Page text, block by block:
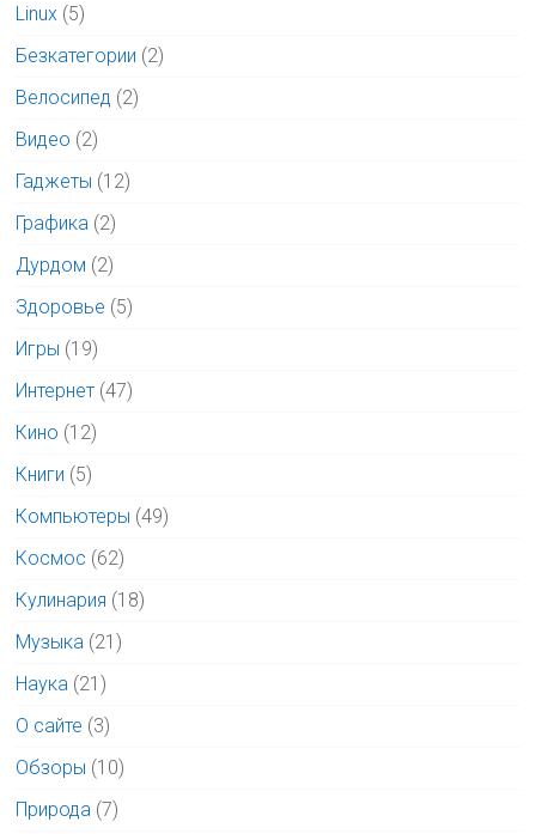
Linux (5)
Безкатегории (2)
Велосипед (2)
Видео (2)
Гаджеты (12)
Графика (2)
Дурдом (2)
Здоровье (5)
Игры (19)
Интернет (47)
Кино (12)
Книги (5)
Компьютеры (49)
Космос (62)
Кулинария (18)
Музыка (21)
Наука (21)
О сайте (3)
Обзоры (10)
Природа (7)